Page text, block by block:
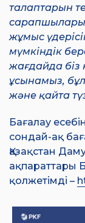
талаптарын
жұмыс
мүмкіндік
жағдайда біз
ұсынамыз,
және қайта
Бағалау
сондай-ақ
Қазақстан
ақпараттары
қолжетімді –